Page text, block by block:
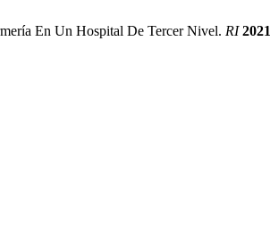
En Un Hospital De Tercer Nivel. RI 2021